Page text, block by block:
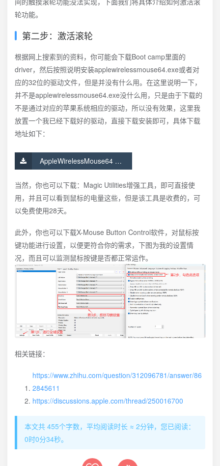
轮功能。
第二步：激活滚轮
根据网上搜索到的资料，你可能会下载Boot camp里面的
driver，然后按照说明安装applewirelessmouse64.exe或者对
应的32位的驱动文件，但是并没有什么用。在这里说明一下，
并不是applewirelessmouse64.exe没什么用，只是由于下载的
不是通过对应的苹果系统相应的驱动，所以没有效果，这里我
放置一个我已经下载好的驱动，直接下载安装即可，具体下载
地址如下：
AppleWirelessMouse64 文件下载
当然，你也可以下载：Magic Utilities增强工具，即可直接使
用，并且可以看到鼠标的电量这些，但是该工具是收费的，可
以免费使用28天。
此外，你也可以下载X-Mouse Button Control软件，对鼠标按
键功能进行设置，以便更符合你的需求，下图为我的设置情
况，而且可以监测鼠标按键是否都正常运作。
相关链接：
https://www.zhihu.com/question/312096781/answer/86
2845611
https://discussions.apple.com/thread/250016700
本文共 455个字数，平均阅读时长 ≈ 2分钟，您已阅读：
0时0分34秒。